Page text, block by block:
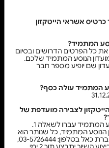
כרטיס אשראי הייטקזון
כל הפרטים הדרושים ובסיום
הנוסע המתמיד שלכם.
שם יופיע מספר חבר
לצבירה מועדפת של
במידה ואין לכם מספר מועדון נוסע המתמיד עברו לשאלה 1.
המתמיד, כל שנותר הוא
רק להתקשר לשירות לקוחות בחברת כאל בטלפון: 03-5726444,